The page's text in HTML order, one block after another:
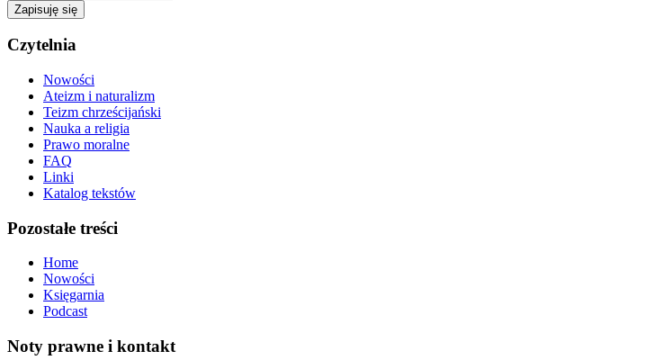
Zapisuję się
Czytelnia
Nowości
Ateizm i naturalizm
Teizm chrześcijański
Nauka a religia
Prawo moralne
FAQ
Linki
Katalog tekstów
Pozostałe treści
Home
Nowości
Księgarnia
Podcast
Noty prawne i kontakt